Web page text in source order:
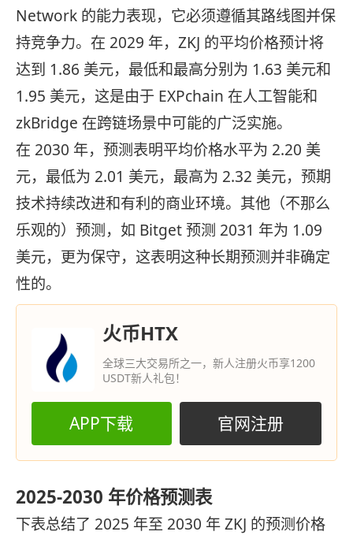
Network 的能力表现，它必须遵循其路线图并保
持竞争力。在 2029 年，ZKJ 的平均价格预计将
达到 1.86 美元，最低和最高分别为 1.63 美元和
1.95 美元，这是由于 EXPchain 在人工智能和
zkBridge 在跨链场景中可能的广泛实施。
在 2030 年，预测表明平均价格水平为 2.20 美
元，最低为 2.01 美元，最高为 2.32 美元，预期
技术持续改进和有利的商业环境。其他（不那么
乐观的）预测，如 Bitget 预测 2031 年为 1.09
美元，更为保守，这表明这种长期预测并非确定
性的。
火币HTX
全球三大交易所之一，新人注册火币享1200
USDT新人礼包！
APP下载 官网注册
2025-2030 年价格预测表
下表总结了 2025 年至 2030 年 ZKJ 的预测价格